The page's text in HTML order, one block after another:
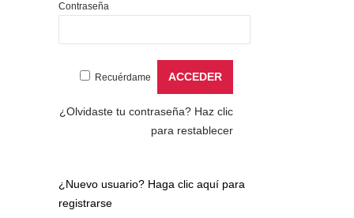
Contraseña
Recuérdame
¿Olvidaste tu contraseña? Haz clic
para restablecer
¿Nuevo usuario? Haga clic aquí para
registrarse